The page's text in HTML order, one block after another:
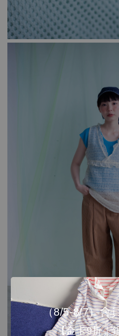
（8/5-8/7）會
【金卡9折｜